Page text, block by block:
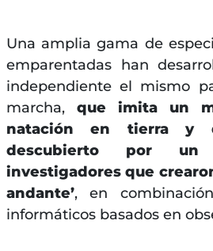
Una amplia gama de
emparentadas han
independiente el mismo
marcha, que imita un
natación en tierra y
descubierto por
investigadores que
andante’, en
informáticos basados en